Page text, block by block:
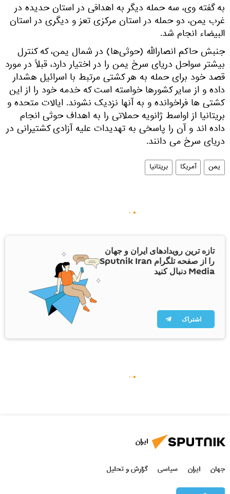
به گفته وی، سه حمله دیگر به اهدافی در استان حدیده در
غرب یمن، دو حمله در استان مرکزی تعز و دیگری در استان
البیضاء انجام شد.
جنبش حاکم انصارالله (حوثی‌ها) در شمال یمن، که کنترل
بیشتر سواحل دریای سرخ یمن را در اختیار دارد، قبلاً در مورد
قصد خود برای حمله به هر کشتی مرتبط با اسرائیل هشدار
داده و از سایر کشورها خواسته است که خدمه خود را از این
کشتی ها فراخوانده و به آنها نزدیک نشوند. ایالات متحده و
بریتانیا از اواسط ژانویه حملاتی را به اهداف حوثی انجام
داده اند و آن را پاسخی به تهدیدات علیه آزادی کشتیرانی در
دریای سرخ می دانند.
یمن آمریکا بریتانیا
تازه ترین رویدادهای ایران و جهان
را از صفحه تلگرام Sputnik Iran
Media دنبال کنید
اشتراک
ایران
جهان ایران سیاسی گزارش و تحلیل